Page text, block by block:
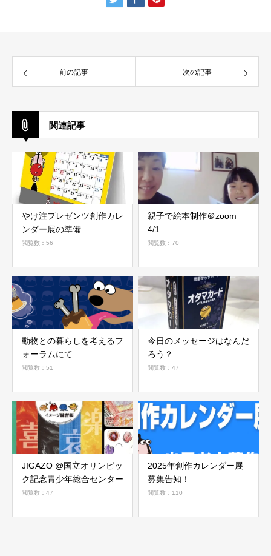
前の記事 次の記事
関連記事
やけ注プレゼンツ創作カレ
ンダー展の準備
閲覧数：56
親子で絵本制作＠zoom
4/1
閲覧数：70
動物との暮らしを考えるフ
ォーラムにて
閲覧数：51
今日のメッセージはなんだ
ろう？
閲覧数：47
JIGAZO @国立オリンピッ
ク記念青少年総合センター
閲覧数：47
2025年創作カレンダー展
募集告知！
閲覧数：110